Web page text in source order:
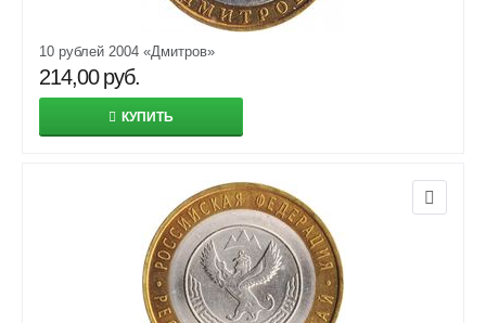
10 рублей 2004 «Дмитров»
214,00 руб.
КУПИТЬ